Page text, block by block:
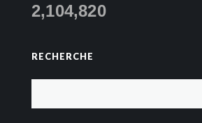
2,104,820
RECHERCHE